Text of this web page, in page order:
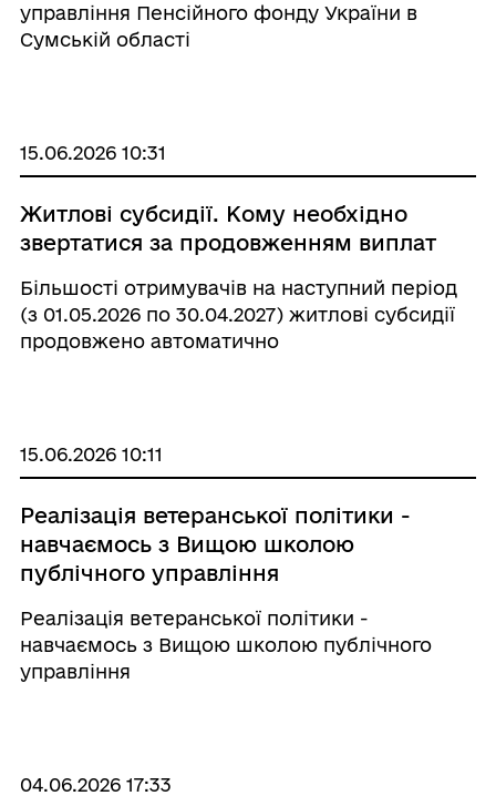
управління Пенсійного фонду України в
Сумській області
15.06.2026 10:31
Житлові субсидії. Кому необхідно
звертатися за продовженням виплат
Більшості отримувачів на наступний період
(з 01.05.2026 по 30.04.2027) житлові субсидії
продовжено автоматично
15.06.2026 10:11
Реалізація ветеранської політики -
навчаємось з Вищою школою
публічного управління
Реалізація ветеранської політики -
навчаємось з Вищою школою публічного
управління
04.06.2026 17:33